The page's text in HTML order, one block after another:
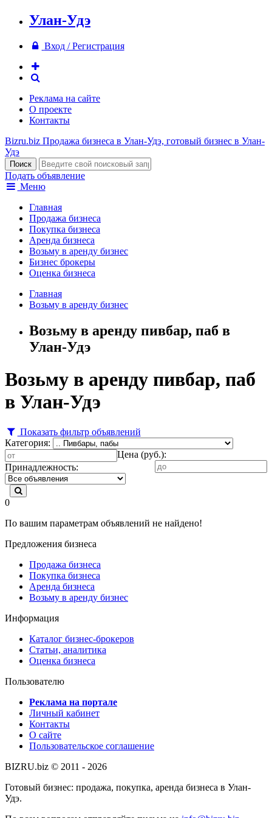
Улан-Удэ
Вход / Регистрация
Реклама на сайте
О проекте
Контакты
Bizru.biz Продажа бизнеса в Улан-Удэ, готовый бизнес в Улан-
Удэ
Подать объявление
Меню
Главная
Продажа бизнеса
Покупка бизнеса
Аренда бизнеса
Возьму в аренду бизнес
Бизнес брокеры
Оценка бизнеса
Главная
Возьму в аренду бизнес
Возьму в аренду пивбар, паб в
Улан-Удэ
Возьму в аренду пивбар, паб
в Улан-Удэ
Показать фильтр объявлений
Категория:
Цена (руб.):
Принадлежность:
0
По вашим параметрам объявлений не найдено!
Предложения бизнеса
Продажа бизнеса
Покупка бизнеса
Аренда бизнеса
Возьму в аренду бизнес
Информация
Каталог бизнес-брокеров
Статьи, аналитика
Оценка бизнеса
Пользователю
Реклама на портале
Личный кабинет
Контакты
О сайте
Пользовательское соглашение
BIZRU.biz © 2011 - 2026
Готовый бизнес: продажа, покупка, аренда бизнеса в Улан-
Удэ.